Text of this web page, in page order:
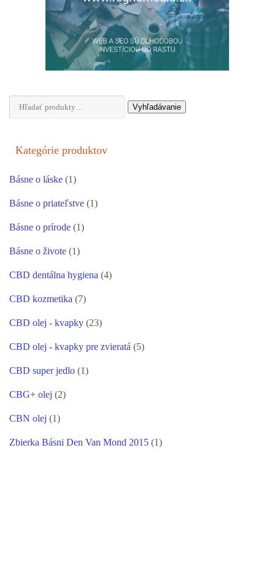
Hľadať: Vyhľadávanie
Kategórie produktov
Básne o láske (1)
Básne o priateľstve (1)
Básne o prírode (1)
Básne o živote (1)
CBD dentálna hygiena (4)
CBD kozmetika (7)
CBD olej - kvapky (23)
CBD olej - kvapky pre zvieratá (5)
CBD super jedlo (1)
CBG+ olej (2)
CBN olej (1)
Zbierka Básni Den Van Mond 2015 (1)